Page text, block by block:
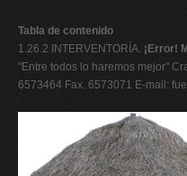
Tabla de contenido
1.26.2 INTERVENTORÍA. ¡Error!
"Entre todos lo haremos mejor"
6573464 Fax. 6573071 E-mail: